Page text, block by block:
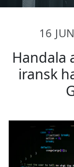
16
Handala
iransk